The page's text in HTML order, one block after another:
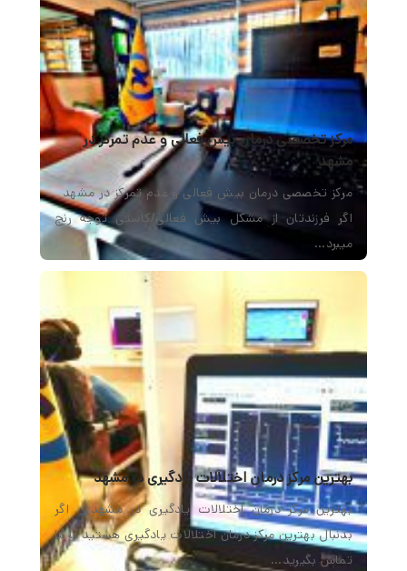
مرکز تخصصی درمان بیش فعالی و عدم تمرکز در
مشهد
مرکز تخصصی درمان بیش فعالی و عدم تمرکز در مشهد
اگر فرزندتان از مشکل بیش فعالی/کاستی توجه رنج
میبرد…
بهترین مرکز درمان اختلالات یادگیری در مشهد
بهترین مرکز درمان اختلالات یادگیری در مشهد اگر
بدنبال بهترین مرکز درمان اختلالات یادگیری هستید با ما
تماس بگیرید…